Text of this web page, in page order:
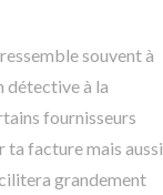
souvent à
détective à la
fournisseurs
ta facture mais aussi
grandement